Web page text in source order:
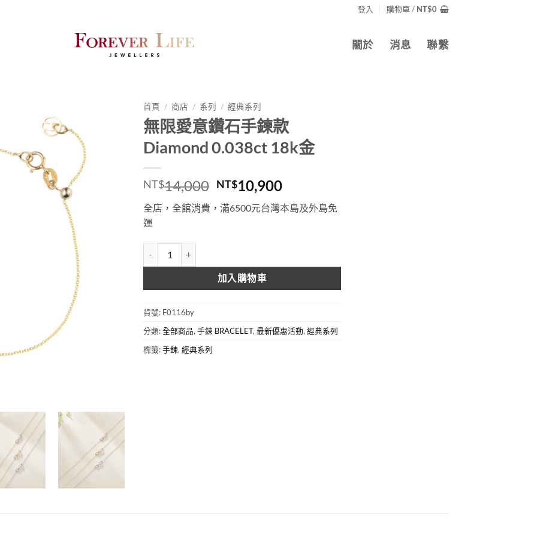
登入 購物車 / NT$0
關於 消息 聯繫
首頁 / 商店 / 系列 / 經典系列
無限愛意鑽石手鍊款
Diamond 0.038ct 18k金
NT$14,000 原
始
價
NT$10,900目
前
價
全店，全館消費，滿6500元台灣本島及外島免
運
加入購物車
貨號: F0116by
分類:全部商品, 手鍊 BRACELET, 最新優惠活動, 經典系列
標籤:手鍊, 經典系列